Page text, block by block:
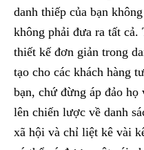
danh thiếp của bạn
không phải đưa ra tất
thiết kế đơn giản trong
tạo cho các khách hàng
bạn, chứ đừng áp đảo
lên chiến lược về danh
xã hội và chỉ liệt kê vài